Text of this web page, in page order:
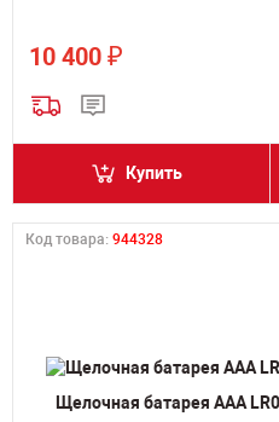
10 400 ₽
Купить
Код товара: 944328
Щелочная батарея AAA